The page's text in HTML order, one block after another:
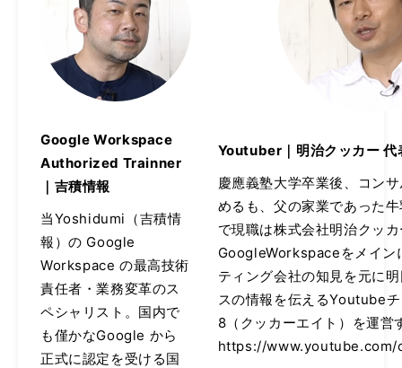
Google Workspace
Authorized Trainner
｜吉積情報
当Yoshidumi（吉積情
報）の Google
Workspace の最高技術
責任者・業務変革のス
ペシャリスト。国内で
も僅かなGoogle から
正式に認定を受ける国
Youtuber｜明治クッカー 代
慶應義塾大学卒業後、コン
めるも、父の家業であった
で現職は株式会社明治クッ
GoogleWorkspaceをメイン
ティング会社の知見を元に
スの情報を伝えるYoutube
8（クッカーエイト）を運営
https://